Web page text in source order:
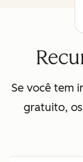
Se você tem
gratuito,